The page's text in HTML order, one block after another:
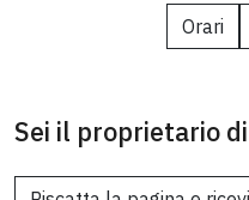
Orari
Sei il proprietario